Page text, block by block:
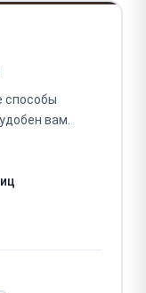
способы
вам.